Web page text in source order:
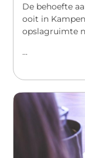
De behoefte
ooit in
opslagruimte
...